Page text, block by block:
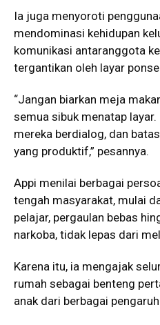
Ia juga menyoroti
mendominasi kehidupan
komunikasi antaranggota
tergantikan oleh layar
“Jangan biarkan meja
semua sibuk menatap layar.
mereka berdialog, dan
yang produktif,” pesannya.
Appi menilai berbagai
tengah masyarakat, mulai
pelajar, pergaulan bebas
narkoba, tidak lepas dari
Karena itu, ia mengajak
rumah sebagai benteng
anak dari berbagai